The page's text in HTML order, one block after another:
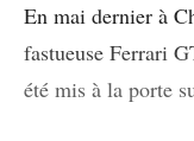
En mai dernier à
fastueuse Ferrari
été mis à la porte